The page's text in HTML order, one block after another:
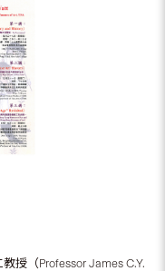
授（Professor James C.Y.